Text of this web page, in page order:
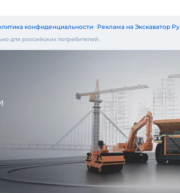
конфиденциальности Реклама на Экскаватор Ру
для российских потребителей.